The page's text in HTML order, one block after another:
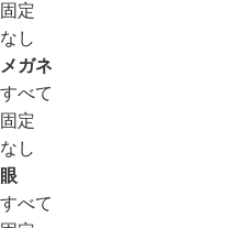
固定
なし
メガネ
すべて
固定
なし
眼
すべて